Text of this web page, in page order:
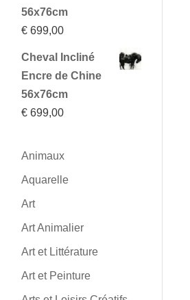
56x76cm
€ 699,00
Cheval Incliné
Encre de Chine
56x76cm
€ 699,00
Animaux
Aquarelle
Art
Art Animalier
Art et Littérature
Art et Peinture